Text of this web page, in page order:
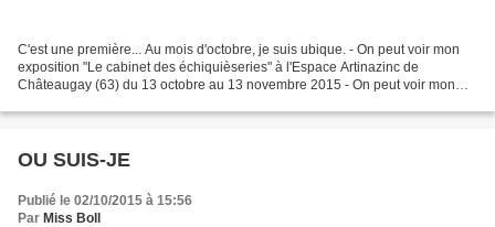
C'est une première... Au mois d'octobre, je suis ubique. - On peut voir mon
exposition "Le cabinet des échiquièseries" à l'Espace Artinazinc de
Châteaugay (63) du 13 octobre au 13 novembre 2015 - On peut voir mon
OU SUIS-JE
Publié le 02/10/2015 à 15:56
Par Miss Boll